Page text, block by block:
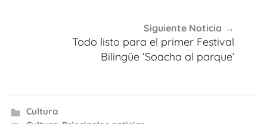
Siguiente Noticia
Todo listo para el primer Festival
Bilingüe ‘Soacha al parque’
Cultura